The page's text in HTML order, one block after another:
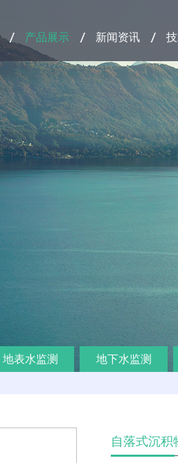
产品展示 新闻资讯
地表水监测 地下水监测
自落式沉积